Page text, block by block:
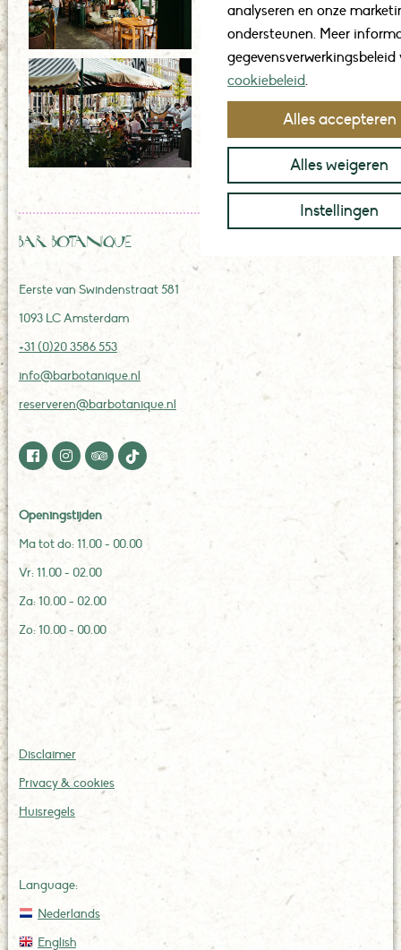
Bar Botanique
Eerste van Swindenstraat 581
1093 LC Amsterdam
+31 (0)20 3586 553
info@barbotanique.nl
reserveren@barbotanique.nl
Openingstijden
Ma tot do: 11.00 - 00.00
Vr: 11.00 - 02.00
Za: 10.00 - 02.00
Zo: 10.00 - 00.00
Disclaimer
Privacy & cookies
Huisregels
Language:
Nederlands
English
analyseren en onze
ondersteunen. Meer
cookiebeleid.
Alles accepteren
Alles weigeren
Instellingen